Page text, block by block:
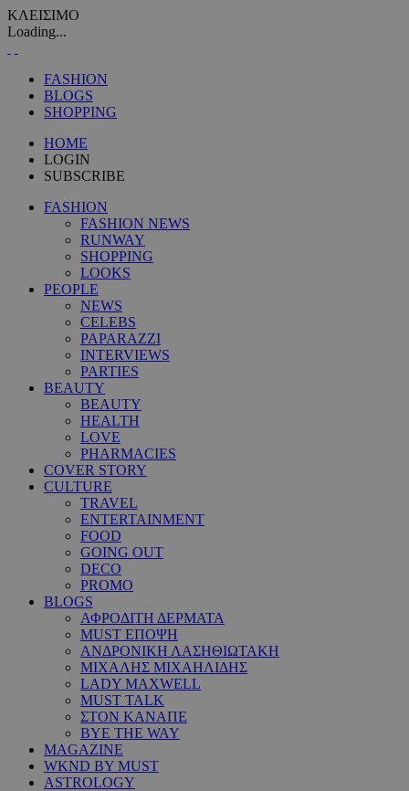
ΚΛΕΙΣΙΜΟ
Loading...
FASHION
BLOGS
SHOPPING
HOME
LOGIN
SUBSCRIBE
FASHION
FASHION NEWS
RUNWAY
SHOPPING
LOOKS
PEOPLE
NEWS
CELEBS
PAPARAZZI
INTERVIEWS
PARTIES
BEAUTY
BEAUTY
HEALTH
LOVE
PHARMACIES
COVER STORY
CULTURE
TRAVEL
ENTERTAINMENT
FOOD
GOING OUT
DECO
PROMO
BLOGS
ΑΦΡΟΔΙΤΗ ΔΕΡΜΑΤΑ
MUST ΕΠΟΨΗ
ΑΝΔΡΟΝΙΚΗ ΛΑΣΗΘΙΩΤΑΚΗ
ΜΙΧΑΛΗΣ ΜΙΧΑΗΛΙΔΗΣ
LADY MAXWELL
MUST TALK
ΣΤΟΝ ΚΑΝΑΠΕ
BYE THE WAY
MAGAZINE
WKND BY MUST
ASTROLOGY